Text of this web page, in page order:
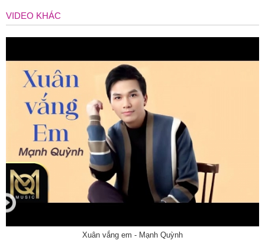
VIDEO KHÁC
Xuân vắng em - Mạnh Quỳnh